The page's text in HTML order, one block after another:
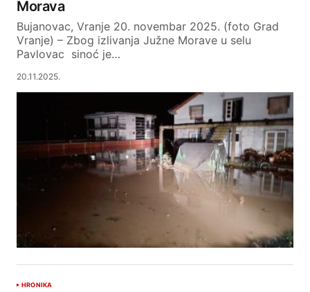
Morava
Bujanovac, Vranje 20. novembar 2025. (foto Grad
Vranje) – Zbog izlivanja Južne Morave u selu
Pavlovac sinoć je…
20.11.2025.
HRONIKA